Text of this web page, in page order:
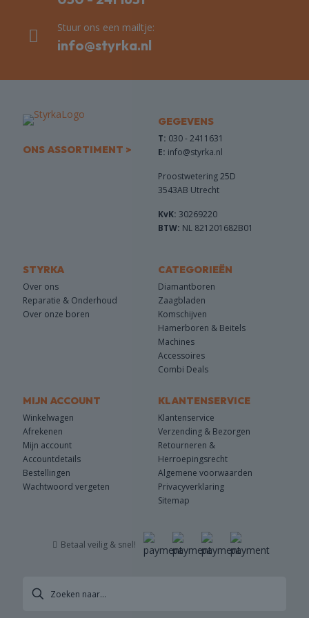
Stuur ons een mailtje:
info@styrka.nl
ONS ASSORTIMENT >
GEGEVENS
T: 030 - 2411631
E: info@styrka.nl
Proostwetering 25D
3543AB Utrecht
KvK: 30269220
BTW: NL 821201682B01
STYRKA
Over ons
Reparatie & Onderhoud
Over onze boren
CATEGORIEËN
Diamantboren
Zaagbladen
Komschijven
Hamerboren & Beitels
Machines
Accessoires
Combi Deals
MIJN ACCOUNT
Winkelwagen
Afrekenen
Mijn account
Accountdetails
Bestellingen
Wachtwoord vergeten
KLANTENSERVICE
Klantenservice
Verzending & Bezorgen
Retourneren &
Herroepingsrecht
Algemene voorwaarden
Privacyverklaring
Sitemap
Betaal veilig & snel!